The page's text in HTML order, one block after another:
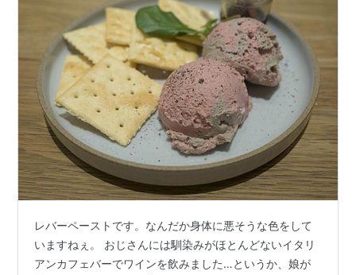
レバーペーストです。なんだか身体に悪そうな色をして
いますねぇ。 おじさんには馴染みがほとんどないイタリ
アンカフェバーでワインを飲みました…というか、娘が